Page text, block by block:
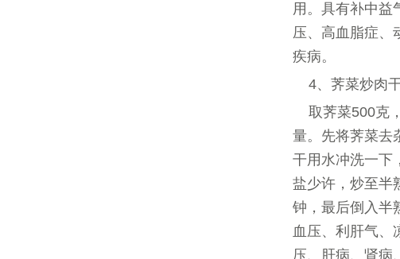
用。具有补中益
压、高血脂症、
疾病。
4、荠菜炒肉
取荠菜500克
量。先将荠菜去
干用水冲洗一下
盐少许，炒至半
钟，最后倒入半
血压、利肝气、
压、肝病、肾病